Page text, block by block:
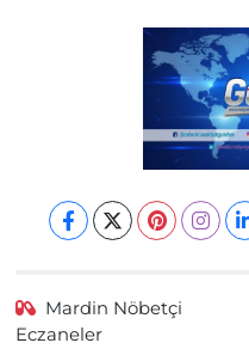
Mardin Nöbetçi
Eczaneler